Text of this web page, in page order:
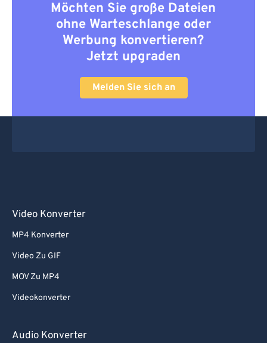
Möchten Sie große Dateien
ohne Warteschlange oder
Werbung konvertieren?
Jetzt upgraden
Melden Sie sich an
Video Konverter
MP4 Konverter
Video Zu GIF
MOV Zu MP4
Videokonverter
Audio Konverter